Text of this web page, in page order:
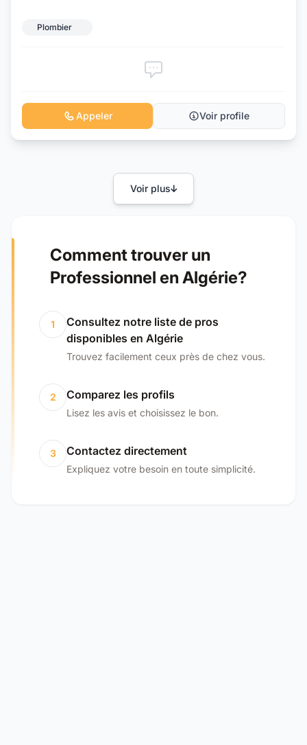
Plombier
Appeler Voir profile
Voir plus
Comment trouver un
Professionnel en Algérie?
1
Consultez notre liste de pros
disponibles en Algérie
Trouvez facilement ceux près de chez vous.
2 Comparez les profils
Lisez les avis et choisissez le bon.
3 Contactez directement
Expliquez votre besoin en toute simplicité.